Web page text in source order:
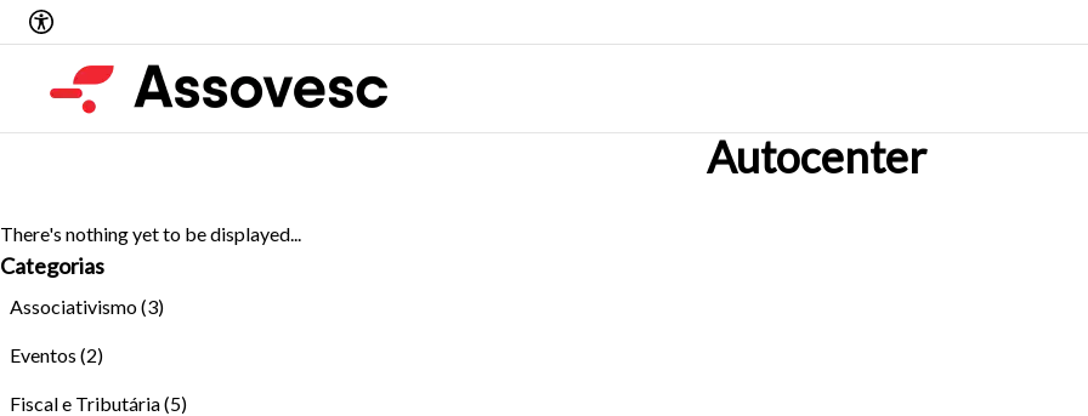
Autocenter
There's nothing yet to be displayed...
Categorias
Associativismo(3)
Eventos (2)
Fiscal e Tributária(5)